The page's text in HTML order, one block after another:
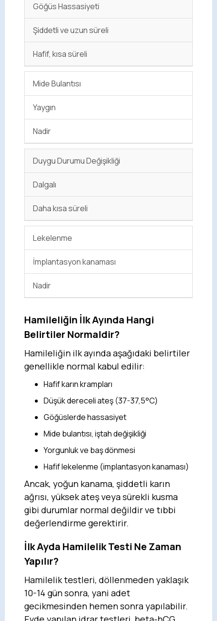
Göğüs Hassasiyeti
Şiddetli ve uzun süreli
Hafif, kısa süreli
Mide Bulantısı
Yaygın
Nadir
Duygu Durumu Değişikliği
Dalgalı
Daha kısa süreli
Lekelenme
İmplantasyon kanaması
Nadir
Hamileliğin İlk Ayında Hangi
Belirtiler Normaldir?
Hamileliğin ilk ayında aşağıdaki belirtiler
genellikle normal kabul edilir:
Hafif karın krampları
Düşük dereceli ateş (37-37,5°C)
Göğüslerde hassasiyet
Mide bulantısı, iştah değişikliği
Yorgunluk ve baş dönmesi
Hafif lekelenme (implantasyon kanaması)
Ancak, yoğun kanama, şiddetli karın
ağrısı, yüksek ateş veya sürekli kusma
gibi durumlar normal değildir ve tıbbi
değerlendirme gerektirir.
İlk Ayda Hamilelik Testi Ne Zaman
Yapılır?
Hamilelik testleri, döllenmeden yaklaşık
10-14 gün sonra, yani adet
gecikmesinden hemen sonra yapılabilir.